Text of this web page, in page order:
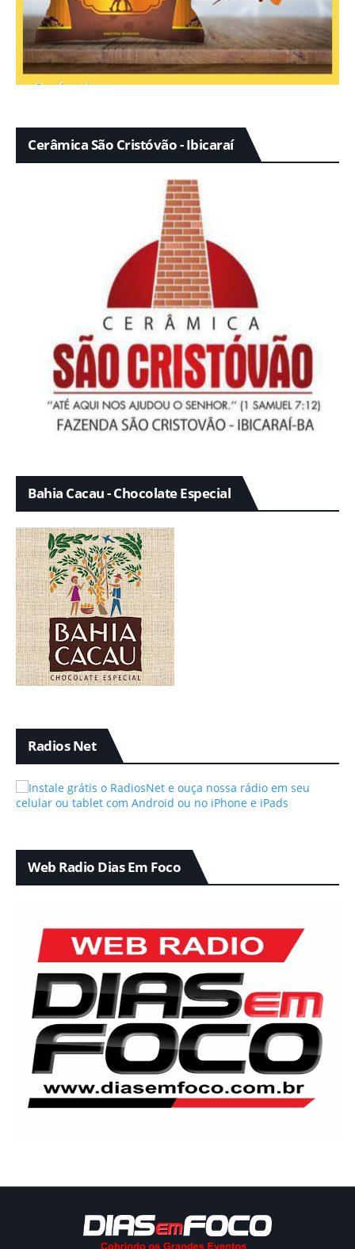
Cerâmica São Cristóvão - Ibicaraí
Bahia Cacau - Chocolate Especial
Radios Net
Web Radio Dias Em Foco